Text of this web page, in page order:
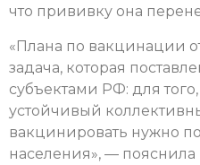
что прививку она
«Плана по вакцинации
задача, которая
субъектами РФ: для
устойчивый
вакцинировать нужно
населения», —